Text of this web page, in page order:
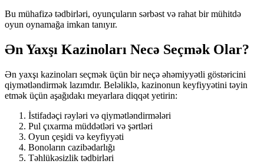
Bu mühafizə tədbirləri, oyunçuların sərbəst və rahat bir mühitdə
oyun oynamağa imkan tanıyır.
Ən Yaxşı Kazinoları Necə Seçmək Olar?
Ən yaxşı kazinoları seçmək üçün bir neçə əhəmiyyətli göstəricini
qiymətləndirmək lazımdır. Beləliklə, kazinonun keyfiyyətini təyin
etmək üçün aşağıdakı meyarlara diqqət yetirin:
İstifadəçi rəyləri və qiymətləndirmələri
Pul çıxarma müddətləri və şərtləri
Oyun çeşidi və keyfiyyəti
Bonoların cazibədarlığı
Təhlükəsizlik tədbirləri